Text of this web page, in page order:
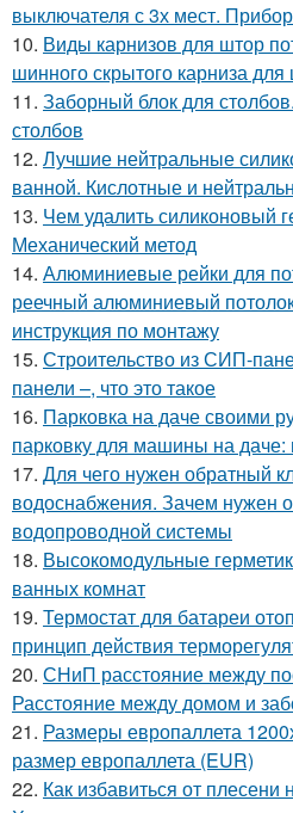
выключателя с 3х мест.
10. Виды карнизов для штор
шинного скрытого карниза
11. Заборный блок для
столбов
12. Лучшие нейтральные
ванной. Кислотные и
13. Чем удалить силиконовый
Механический метод
14. Алюминиевые рейки для
реечный алюминиевый
инструкция по монтажу
15. Строительство из СИП-
панели –, что это такое
16. Парковка на даче своими
парковку для машины на
17. Для чего нужен обратный
водоснабжения. Зачем нужен
водопроводной системы
18. Высокомодульные
ванных комнат
19. Термостат для батареи
принцип действия
20. СНиП расстояние между
Расстояние между домом и
21. Размеры европаллета
размер европаллета (EUR)
22. Как избавиться от плесени